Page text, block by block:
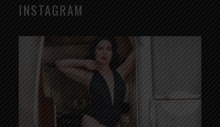
INSTAGRAM